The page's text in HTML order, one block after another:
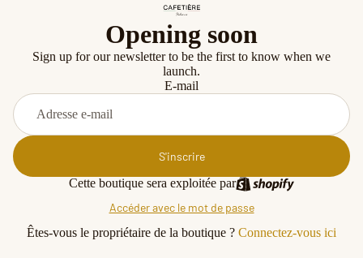
Opening soon
Sign up for our newsletter to be the first to know when we
launch.
E-mail
S'inscrire
Cette boutique sera exploitée par
Accéder avec le mot de passe
Êtes-vous le propriétaire de la boutique ? Connectez-vous ici